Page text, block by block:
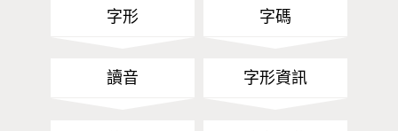
字形 字碼
讀音 字形資訊